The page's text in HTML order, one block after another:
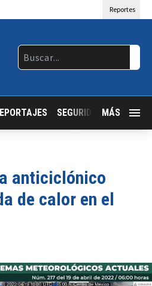
Reportes
SEGURIDAD JALISCO
MÁS
anticiclónico
de calor en el